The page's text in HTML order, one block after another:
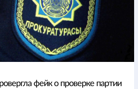
фейк о проверке партии